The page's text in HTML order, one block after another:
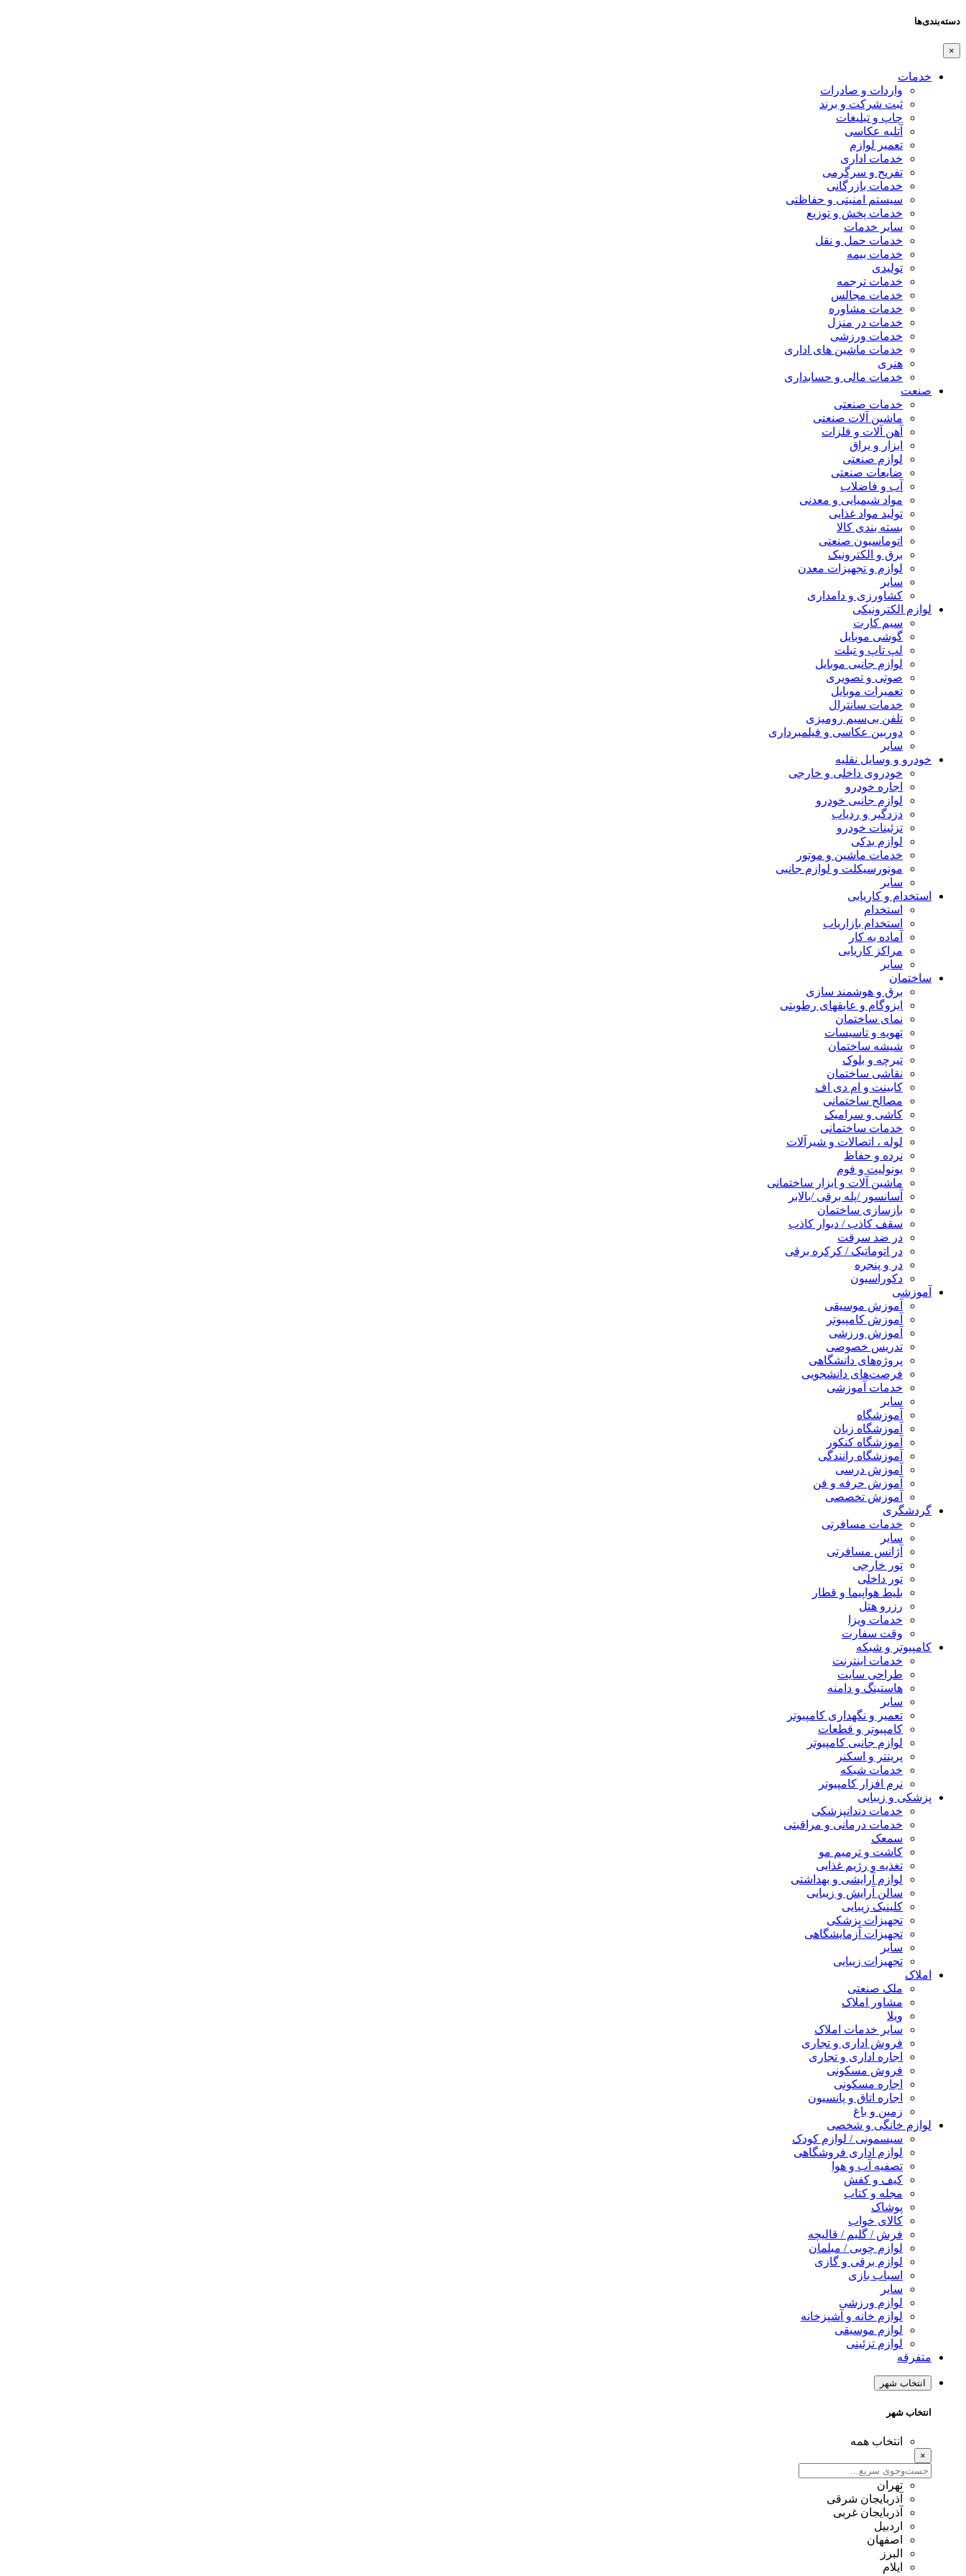
دسته‌بندی‌ها
×
خدمات
واردات و صادرات
ثبت شرکت و برند
چاپ و تبلیغات
آتلیه عکاسی
تعمیر لوازم
خدمات اداری
تفریح و سرگرمی
خدمات بازرگانی
سیستم امنیتی و حفاظتی
خدمات پخش و توزیع
سایر خدمات
خدمات حمل و نقل
خدمات بیمه
تولیدی
خدمات ترجمه
خدمات مجالس
خدمات مشاوره
خدمات در منزل
خدمات ورزشی
خدمات ماشین های اداری
هنری
خدمات مالی و حسابداری
صنعت
خدمات صنعتی
ماشین آلات صنعتی
آهن آلات و فلزات
ابزار و یراق
لوازم صنعتی
ضایعات صنعتی
آب و فاضلاب
مواد شیمیایی و معدنی
تولید مواد غذایی
بسته بندی کالا
اتوماسیون صنعتی
برق و الکترونیک
لوازم و تجهیزات معدن
سایر
کشاورزی و دامداری
لوازم الکترونیکی
سیم کارت
گوشی موبایل
لپ تاپ و تبلت
لوازم جانبی موبایل
صوتی و تصویری
تعمیرات موبایل
خدمات سانترال
تلفن بی‌سیم رومیزی
دوربین عکاسی و فیلمبرداری
سایر
خودرو و وسایل نقلیه
خودروی داخلی و خارجی
اجاره خودرو
لوازم جانبی خودرو
دزدگیر و ردیاب
تزئینات خودرو
لوازم یدکی
خدمات ماشین و موتور
موتورسیکلت و لوازم جانبی
سایر
استخدام و کاریابی
استخدام
استخدام بازاریاب
آماده به کار
مراکز کاریابی
سایر
ساختمان
برق و هوشمند سازی
ایزوگام و عایقهای رطوبتی
نمای ساختمان
تهویه و تاسیسات
شیشه ساختمان
تیرچه و بلوک
نقاشی ساختمان
کابینت و ام دی اف
مصالح ساختمانی
کاشی و سرامیک
خدمات ساختمانی
لوله ، اتصالات و شیرآلات
نرده و حفاظ
یونولیت و فوم
ماشین آلات و ابزار ساختمانی
آسانسور /پله برقی /بالابر
بازسازی ساختمان
سقف کاذب / دیوار کاذب
در ضد سرقت
در اتوماتیک / کرکره برقی
در و پنجره
دکوراسیون
آموزشی
آموزش موسیقی
آموزش کامپیوتر
آموزش ورزشی
تدریس خصوصی
پروژه‌های دانشگاهی
فرصت‌های دانشجویی
خدمات آموزشی
سایر
آموزشگاه
آموزشگاه زبان
آموزشگاه کنکور
آموزشگاه رانندگی
آموزش درسی
آموزش حرفه و فن
آموزش تخصصی
گردشگری
خدمات مسافرتی
سایر
آژانس مسافرتی
تور خارجی
تور داخلی
بلیط هواپیما و قطار
رزرو هتل
خدمات ویزا
وقت سفارت
کامپیوتر و شبکه
خدمات اینترنت
طراحی سایت
هاستینگ و دامنه
سایر
تعمیر و نگهداری کامپیوتر
کامپیوتر و قطعات
لوازم جانبی کامپیوتر
پرینتر و اسکنر
خدمات شبکه
نرم افزار کامپیوتر
پزشکی و زیبایی
خدمات دندانپزشکی
خدمات درمانی و مراقبتی
سمعک
کاشت و ترمیم مو
تغذیه و رژیم غذایی
لوازم آرایشی و بهداشتی
سالن آرایش و زیبایی
کلینیک زیبایی
تجهیزات پزشکی
تجهیزات آزمایشگاهی
سایر
تجهیزات زیبایی
املاک
ملک صنعتی
مشاور املاک
ویلا
سایر خدمات املاک
فروش اداری و تجاری
اجاره اداری و تجاری
فروش مسکونی
اجاره مسکونی
اجاره اتاق و پانسیون
زمین و باغ
لوازم خانگی و شخصی
سیسمونی / لوازم کودک
لوازم اداری فروشگاهی
تصفیه آب و هوا
کیف و کفش
مجله و کتاب
پوشاک
کالای خواب
فرش / گلیم / قالیچه
لوازم چوبی / مبلمان
لوازم برقی و گازی
اسباب بازی
سایر
لوازم ورزشی
لوازم خانه و آشپزخانه
لوازم موسیقی
لوازم تزئینی
متفرقه
انتخاب شهر
انتخاب شهر
انتخاب همه
×
تهران
آذربایجان شرقی
آذربایجان غربی
اردبیل
اصفهان
البرز
ایلام